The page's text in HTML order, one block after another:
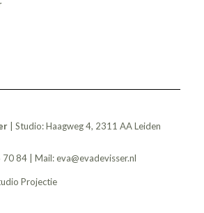
| Studio: Haagweg 4, 2311 AA Leiden
70 84 | Mail:eva@evadevisser.nl
Projectie